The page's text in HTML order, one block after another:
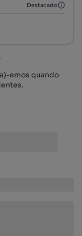
Destacado
emos quando